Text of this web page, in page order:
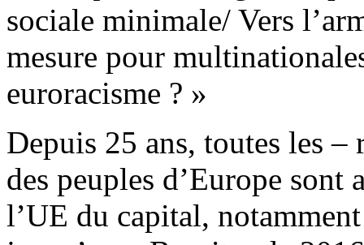
sociale minimale/ Vers
mesure pour
euroracisme ? »
Depuis 25 ans, toutes les –
des peuples d’Europe sont
l’UE du capital,